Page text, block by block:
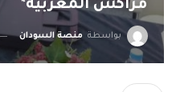
مراكش المغربية*
بواسطة منصة السودان